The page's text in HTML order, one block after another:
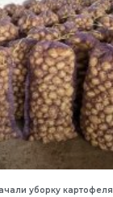
уборку картофеля